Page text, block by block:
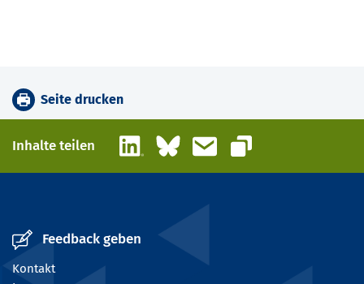
Seite drucken
Inhalte teilen LinkedInBlueskyE-Mail
Link kopieren
Feedback geben
Kontakt